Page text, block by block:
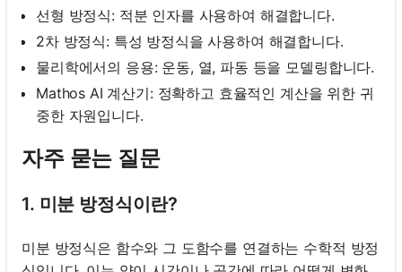
선형 방정식: 적분 인자를 사용하여 해결합니다.
2차 방정식: 특성 방정식을 사용하여 해결합니다.
물리학에서의 응용: 운동, 열, 파동 등을 모델링합니다.
Mathos AI 계산기: 정확하고 효율적인 계산을 위한 귀
중한 자원입니다.
자주 묻는 질문
1. 미분 방정식이란?
미분 방정식은 함수와 그 도함수를 연결하는 수학적 방정